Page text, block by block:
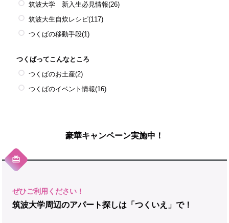
筑波大学 新入生必見情報(26)
筑波大生自炊レシピ(117)
つくばの移動手段(1)
つくばってこんなところ
つくばのお土産(2)
つくばのイベント情報(16)
豪華キャンペーン実施中！
筑波大学周辺のアパート探しは「つくいえ」で！